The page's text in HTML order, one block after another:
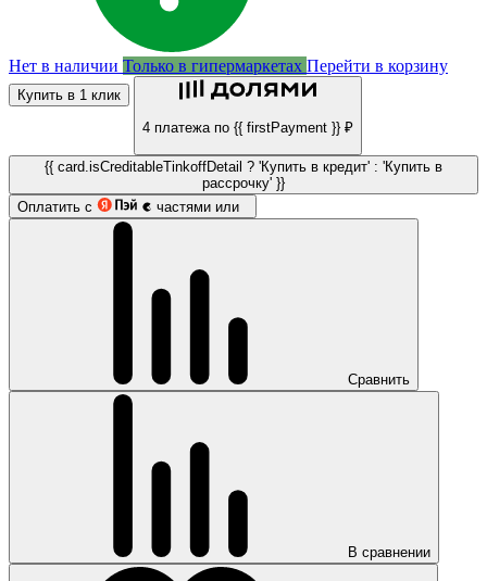
Нет в наличии Только в гипермаркетах Перейти в корзину
Купить в 1 клик
4 платежа по {{ firstPayment }} ₽
{{ card.isCreditableTinkoffDetail ? 'Купить в кредит' : 'Купить в
рассрочку' }}
Оплатить с
частями или
Сравнить
В сравнении